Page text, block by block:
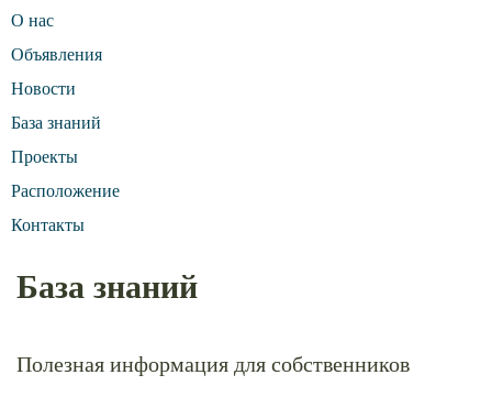
О нас
Объявления
Новости
База знаний
Проекты
Расположение
Контакты
База знаний
Полезная информация для собственников